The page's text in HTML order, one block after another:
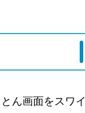
ん画面をスワイ